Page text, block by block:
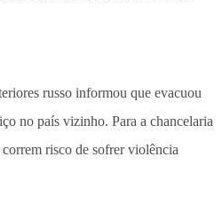
russo informou que evacuou
no país vizinho. Para a chancelaria
risco de sofrer violência